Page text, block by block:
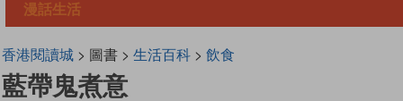
漫話生活
香港閱讀城> 圖書 > 生活百科> 飲食
藍帶鬼煮意